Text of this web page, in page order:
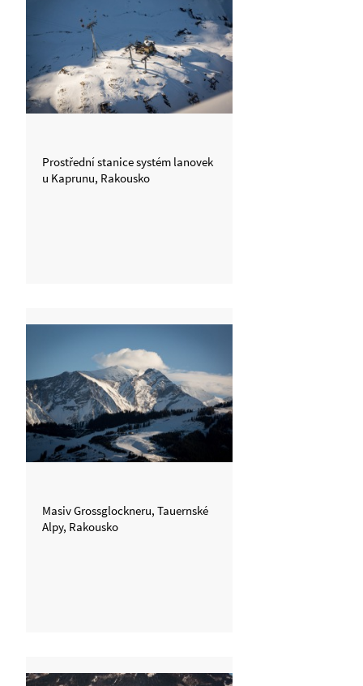
Prostřední stanice systém lanovek
u Kaprunu, Rakousko
Masiv Grossglockneru, Tauernské
Alpy, Rakousko